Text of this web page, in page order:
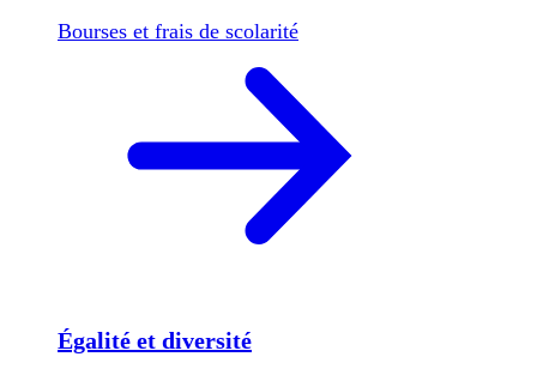
Bourses et frais de scolarité
Égalité et diversité